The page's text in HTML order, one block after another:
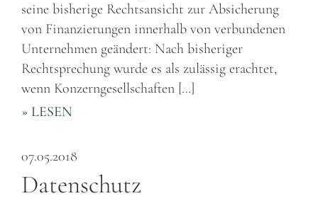
seine bisherige Rechtsansicht zur Absicherung
von Finanzierungen innerhalb von verbundenen
Unternehmen geändert: Nach bisheriger
Rechtsprechung wurde es als zulässig erachtet,
wenn Konzerngesellschaften […]
» LESEN
07.05.2018
Datenschutz